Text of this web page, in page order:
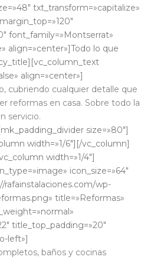
txt_transform=»capitalize»
font_family=»Montserrat»
align=»center»]Todo lo que
align=»center»]
cubriendo cualquier detalle que
reformas en casa. Sobre todo la
servicio.
size=»80″]
width=»1/6″][/vc_column]
width=»1/4″]
icon_size=»64″
rafainstalaciones.com/wp-
title=»Reformas»
title_top_padding=»20″
left»]
baños y cocinas